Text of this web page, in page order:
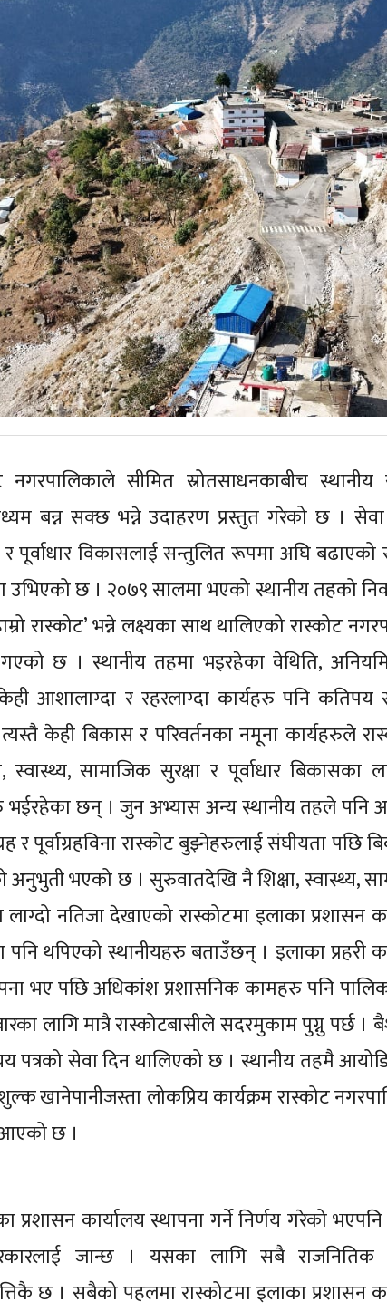
सीमित स्रोतसाधनकाबीच स्थानीय
बन्न सक्छ भन्ने उदाहरण प्रस्तुत गरेको छ । सेवा
र पूर्वाधार विकासलाई सन्तुलित रूपमा अघि बढाएको
छ । २०७९ सालमा भएको स्थानीय तहको
रास्कोट’ भन्ने लक्ष्यका साथ थालिएको रास्कोट
छ । स्थानीय तहमा भइरहेका वेथिति,
आशालाग्दा र रहरलाग्दा कार्यहरु पनि कतिपय
केही बिकास र परिवर्तनका नमूना कार्यहरुले
सामाजिक सुरक्षा र पूर्वाधार बिकासका
भईरहेका छन् । जुन अभ्यास अन्य स्थानीय तहले पनि
पूर्वाग्रहविना रास्कोट बुझ्नेहरुलाई संघीयता पछि
अनुभुती भएको छ । सुरुवातदेखि नै शिक्षा, स्वास्थ्य,
लाग्दो नतिजा देखाएको रास्कोटमा इलाका प्रशासन
थपिएको स्थानीयहरु बताउँछन् । इलाका प्रहरी
भए पछि अधिकांश प्रशासनिक कामहरु पनि
लागि मात्रै रास्कोटबासीले सदरमुकाम पुग्नु पर्छ ।
पत्रको सेवा दिन थालिएको छ । स्थानीय तहमै
खानेपानीजस्ता लोकप्रिय कार्यक्रम रास्कोट
छ ।
प्रशासन कार्यालय स्थापना गर्ने निर्णय गरेको
जान्छ । यसका लागि सबै
छ । सबैको पहलमा रास्कोटमा इलाका प्रशासन